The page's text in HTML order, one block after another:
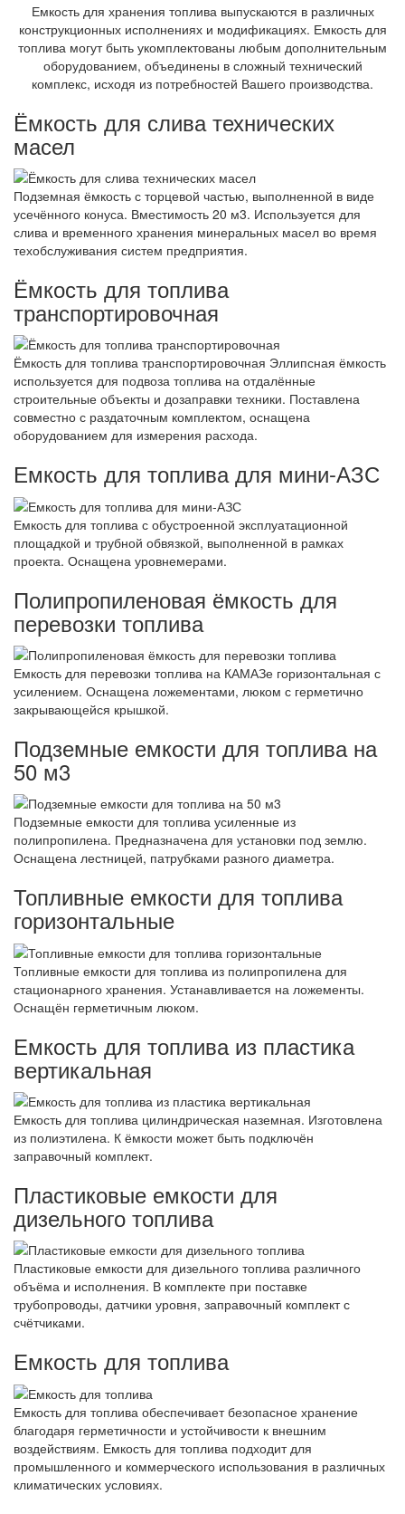
Емкость для хранения топлива выпускаются в различных
конструкционных исполнениях и модификациях. Емкость для
топлива могут быть укомплектованы любым дополнительным
оборудованием, объединены в сложный технический
комплекс, исходя из потребностей Вашего производства.
Ёмкость для слива технических
масел
Подземная ёмкость с торцевой частью, выполненной в виде
усечённого конуса. Вместимость 20 м3. Используется для
слива и временного хранения минеральных масел во время
техобслуживания систем предприятия.
Ёмкость для топлива
транспортировочная
Ёмкость для топлива транспортировочная Эллипсная ёмкость
используется для подвоза топлива на отдалённые
строительные объекты и дозаправки техники. Поставлена
совместно с раздаточным комплектом, оснащена
оборудованием для измерения расхода.
Емкость для топлива для мини-АЗС
Емкость для топлива с обустроенной эксплуатационной
площадкой и трубной обвязкой, выполненной в рамках
проекта. Оснащена уровнемерами.
Полипропиленовая ёмкость для
перевозки топлива
Емкость для перевозки топлива на КАМАЗе горизонтальная с
усилением. Оснащена ложементами, люком с герметично
закрывающейся крышкой.
Подземные емкости для топлива на
50 м3
Подземные емкости для топлива усиленные из
полипропилена. Предназначена для установки под землю.
Оснащена лестницей, патрубками разного диаметра.
Топливные емкости для топлива
горизонтальные
Топливные емкости для топлива из полипропилена для
стационарного хранения. Устанавливается на ложементы.
Оснащён герметичным люком.
Емкость для топлива из пластика
вертикальная
Емкость для топлива цилиндрическая наземная. Изготовлена
из полиэтилена. К ёмкости может быть подключён
заправочный комплект.
Пластиковые емкости для
дизельного топлива
Пластиковые емкости для дизельного топлива различного
объёма и исполнения. В комплекте при поставке
трубопроводы, датчики уровня, заправочный комплект с
счётчиками.
Емкость для топлива
Емкость для топлива обеспечивает безопасное хранение
благодаря герметичности и устойчивости к внешним
воздействиям. Емкость для топлива подходит для
промышленного и коммерческого использования в различных
климатических условиях.